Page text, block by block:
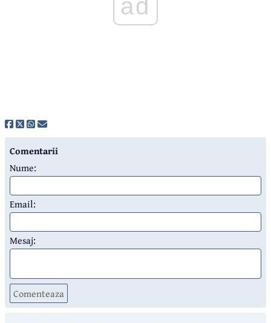
ad
Comentarii
Nume:
Email:
Mesaj:
Comenteaza